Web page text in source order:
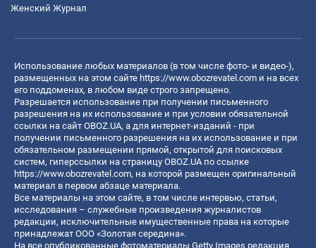
Женский Журнал
Использование любых материалов (в том числе фото- и видео-),
размещенных на этом сайте https://www.obozrevatel.com и на всех
его поддоменах, в любом виде строго запрещено.
Разрешается использование при получении письменного
разрешения на их использование и при условии обязательной
ссылки на сайт OBOZ.UA, а для интернет-изданий - при
получении письменного разрешения на их использование и при
обязательном размещении прямой, открытой для поисковых
систем, гиперссылки на страницу OBOZ.UA по ссылке
https://www.obozrevatel.com, на которой размещен оригинальный
материал в первом абзаце материала.
Все материалы на этом сайте, в том числе интервью, статьи,
исследования – служебные произведения журналистов
редакции, исключительные имущественные права на которые
принадлежат ООО «Золотая середина».
На все опубликованные фотоматериалы Getty Images редакция